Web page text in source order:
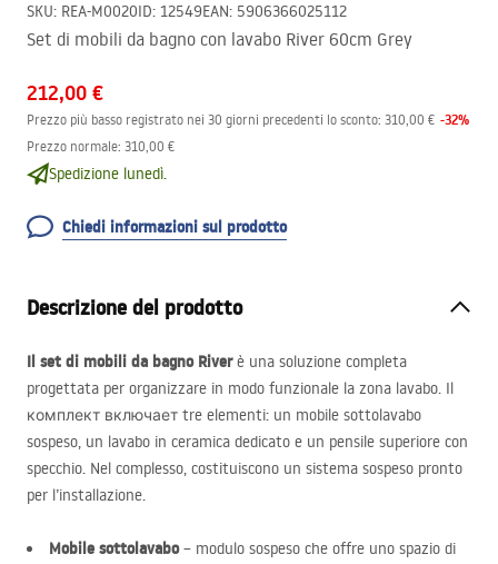
SKU: REA-M0020ID: 12549EAN: 5906366025112
Set di mobili da bagno con lavabo River 60cm Grey
212,00 €
Prezzo più basso registrato nei 30 giorni precedenti lo sconto: 310,00 € -32%
Prezzo normale: 310,00 €
Spedizione lunedì.
Chiedi informazioni sul prodotto
Descrizione del prodotto
Il set di mobili da bagno Riverè una soluzione completa
progettata per organizzare in modo funzionale la zona lavabo. Il
комплект включает tre elementi: un mobile sottolavabo
sospeso, un lavabo in ceramica dedicato e un pensile superiore con
specchio. Nel complesso, costituiscono un sistema sospeso pronto
per l’installazione.
Mobile sottolavabo– modulo sospeso che offre uno spazio di